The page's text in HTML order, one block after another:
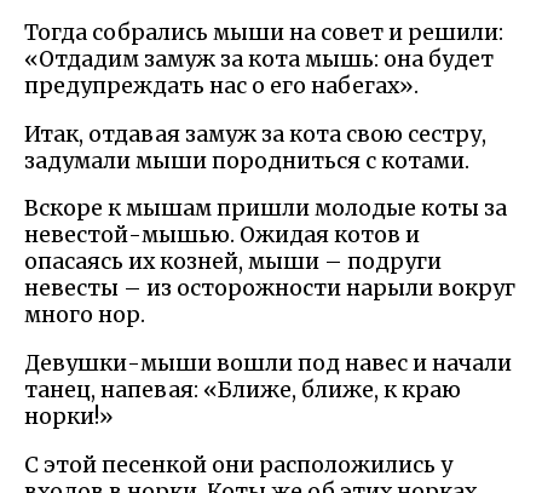
Тогда собрались мыши на совет и решили:
«Отдадим замуж за кота мышь: она будет
предупреждать нас о его набегах».
Итак, отдавая замуж за кота свою сестру,
задумали мыши породниться с котами.
Вскоре к мышам пришли молодые коты за
невестой-мышью. Ожидая котов и
опасаясь их козней, мыши – подруги
невесты – из осторожности нарыли вокруг
много нор.
Девушки-мыши вошли под навес и начали
танец, напевая: «Ближе, ближе, к краю
норки!»
С этой песенкой они расположились у